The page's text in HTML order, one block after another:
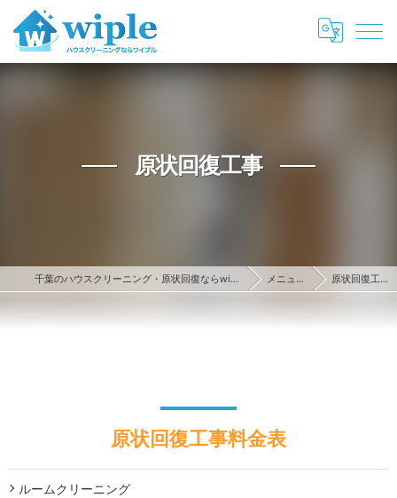
原状回復工事
千葉のハウスクリーニング・原状回復ならwiple メニュー 原状回復工事
原状回復工事料金表
ルームクリーニング